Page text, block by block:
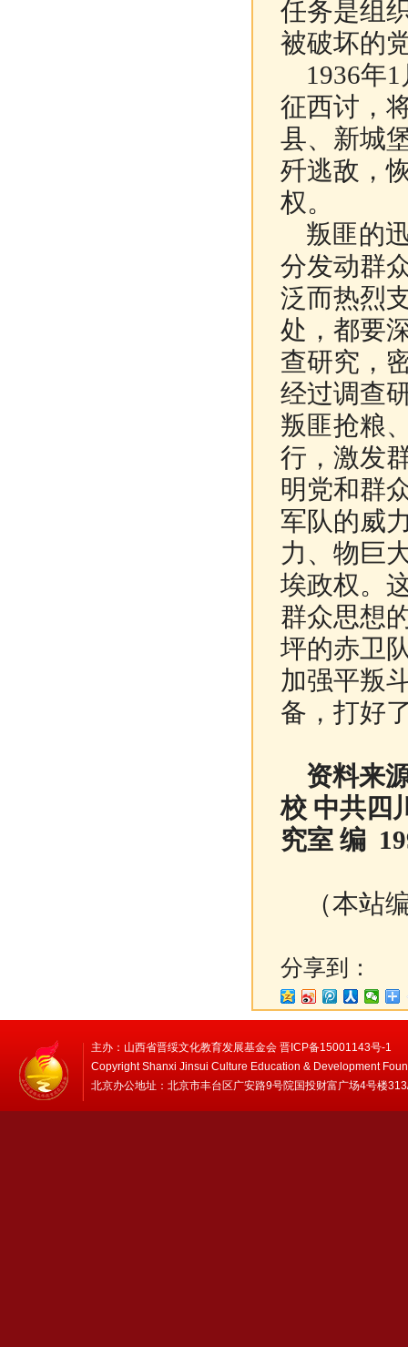
任务是组
被破坏的
1936年1
征西讨，
县、新城
歼逃敌，
权。
叛匪的
分发动群
泛而热烈
处，都要
查研究，
经过调查
叛匪抢粮
行，激发
明党和群
军队的威
力、物巨
埃政权。
群众思想
坪的赤卫
加强平叛
备，打好
资料来
校 中共四
究室 编
（本站
分享到：
主办：山西省晋绥文化教育发展基金会 晋ICP备15001143号-1
Copyright Shanxi Jinsui Culture Education & Development
北京办公地址：北京市丰台区广安路9号院国投财富广场4号楼